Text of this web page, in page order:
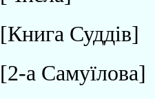
[Книга Суддів]
[2-а Самуїлова]